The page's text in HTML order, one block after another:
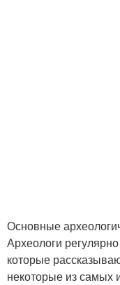
Основные
Археологи
которые
некоторые из самых